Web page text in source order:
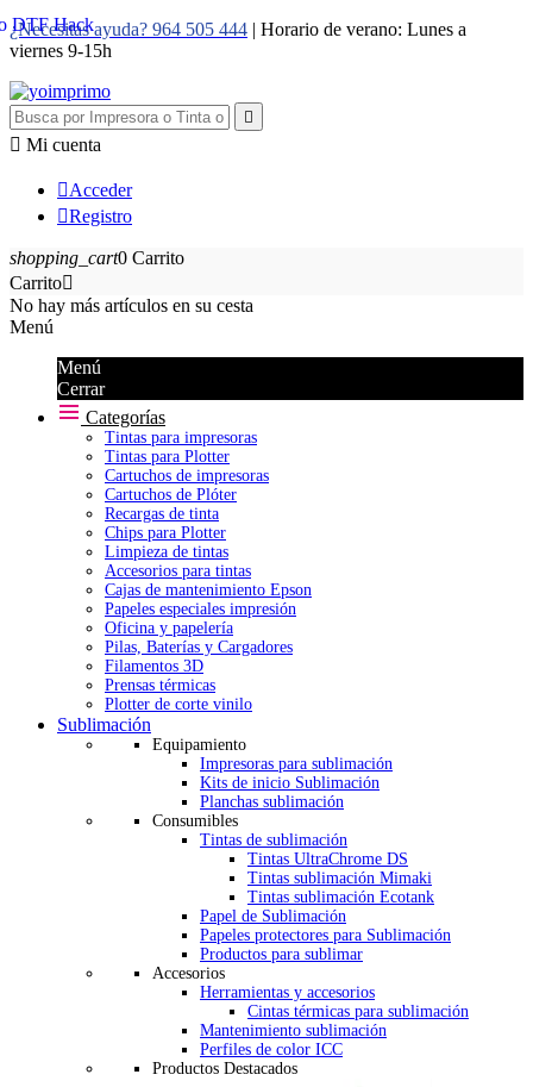
¿Necesitas ayuda? 964 505 444 | Horario de verano: Lunes a
viernes 9-15h

 Mi cuenta
Acceder
Registro
shopping_cart0 Carrito
Carrito
No hay más artículos en su cesta
Menú
Menú
Cerrar
Categorías
Tintas para impresoras
Tintas para Plotter
Cartuchos de impresoras
Cartuchos de Plóter
Recargas de tinta
Chips para Plotter
Limpieza de tintas
Accesorios para tintas
Cajas de mantenimiento Epson
Papeles especiales impresión
Oficina y papelería
Pilas, Baterías y Cargadores
Filamentos 3D
Prensas térmicas
Plotter de corte vinilo
Sublimación
Equipamiento
Impresoras para sublimación
Kits de inicio Sublimación
Planchas sublimación
Consumibles
Tintas de sublimación
Tintas UltraChrome DS
Tintas sublimación Mimaki
Tintas sublimación Ecotank
Papel de Sublimación
Papeles protectores para Sublimación
Productos para sublimar
Accesorios
Herramientas y accesorios
Cintas térmicas para sublimación
Mantenimiento sublimación
Perfiles de color ICC
Productos Destacados